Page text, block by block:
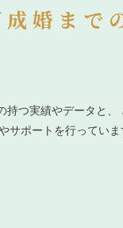
成婚まで
つ実績やデータと
ポートを行っていま